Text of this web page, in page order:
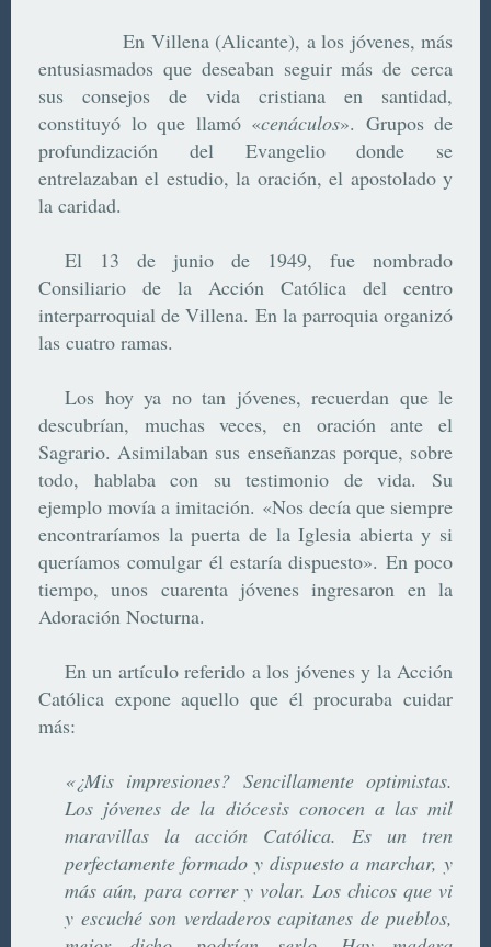
En Villena (Alicante), a los jóvenes, más
entusiasmados que deseaban seguir más de cerca
sus consejos de vida cristiana en santidad,
constituyó lo que llamó «cenáculos». Grupos de
profundización del Evangelio donde se
entrelazaban el estudio, la oración, el apostolado y
la caridad.
El
13 de junio de 1949, fue nombrado
Consiliario de la Acción Católica del centro
interparroquial de Villena. En la parroquia organizó
las cuatro ramas.
Los hoy ya no tan jóvenes, recuerdan que le
descubrían, muchas veces, en oración ante el
Sagrario. Asimilaban sus enseñanzas porque, sobre
todo, hablaba con su testimonio de vida. Su
ejemplo movía a imitación. «Nos decía que siempre
encontraríamos la puerta de la Iglesia abierta y si
queríamos comulgar él estaría dispuesto». En poco
tiempo, unos cuarenta jóvenes ingresaron en la
Adoración Nocturna.
En un artículo referido a los jóvenes y la Acción
Católica expone aquello que él procuraba cuidar
más:
«¿Mis impresiones? Sencillamente optimistas.
Los jóvenes de la diócesis conocen a las mil
maravillas la acción Católica. Es un tren
perfectamente formado y dispuesto a marchar, y
más aún, para correr y volar. Los chicos que vi
y escuché son verdaderos capitanes de pueblos,